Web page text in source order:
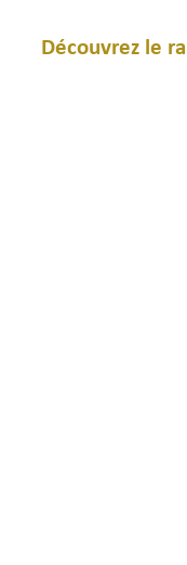
Découvrez le